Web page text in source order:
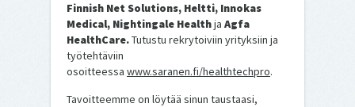
Finnish Net Solutions, Heltti, Innokas
Medical, Nightingale Healthja Agfa
HealthCare.Tutustu rekrytoiviin yrityksiin ja
työtehtäviin
osoitteessa www.saranen.fi/healthtechpro.
Tavoitteemme on löytää sinun taustaasi,